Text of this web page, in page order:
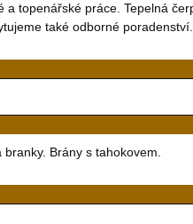
topenářské práce. Tepelná
také odborné poradenství.
Brány s tahokovem.